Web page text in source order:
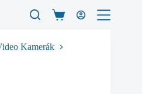
Shopping
Kamerák